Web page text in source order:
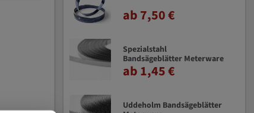
ab 7,50 €
Spezialstahl
Bandsägeblätter Meterware
ab 1,45 €
Uddeholm Bandsägeblätter